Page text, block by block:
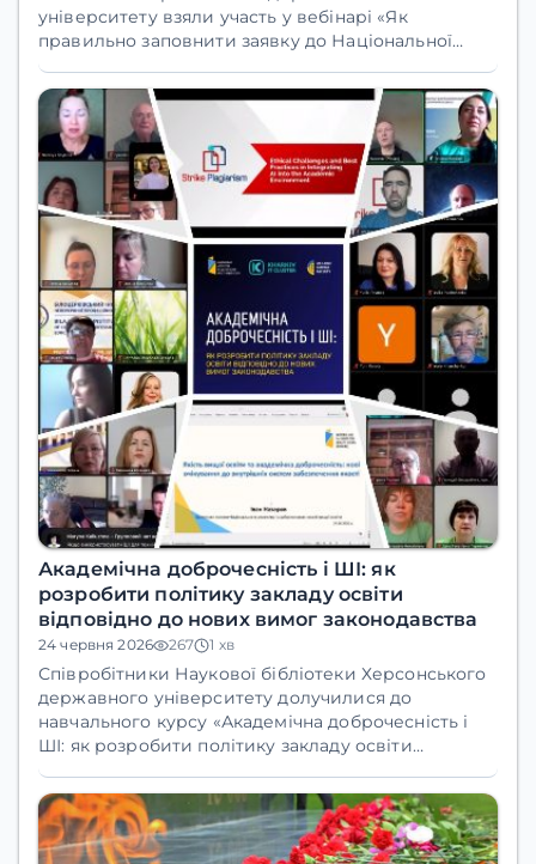
університету взяли участь у вебінарі «Як
правильно заповнити заявку до Національної
системи дослідників України»
Міністерством освіти і науки України та
Державною науково-технічною бібліотекою
України
Академічна доброчесність і ШІ: як
розробити політику закладу освіти
відповідно до нових вимог законодавства
24 червня 2026 267 1 хв
Співробітники Наукової бібліотеки Херсонського
державного університету долучилися до
навчального курсу «Академічна доброчесність і
ШІ: як розробити політику закладу освіти
відповідно до нових вимог законодавства».